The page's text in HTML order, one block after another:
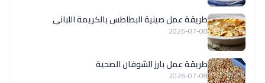
طريقة عمل صينية البطاطس بالكريمة اللبانى
2026-07-08
طريقة عمل بارز الشوفان الصحية
2026-07-08